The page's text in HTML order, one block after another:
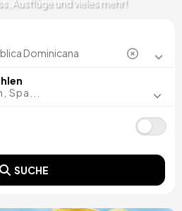
Ausflüge und vieles mehr!
Spa...
SUCHE